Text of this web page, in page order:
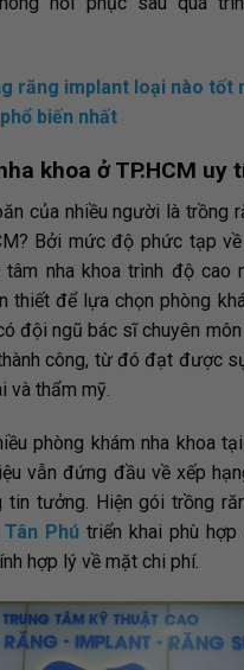
răng implant loại nào tốt
biến nhất
khoa ở TP.HCM uy
của nhiều người là trồng
Bởi mức độ phức tạp
tâm nha khoa trình độ cao
thiết để lựa chọn phòng
đội ngũ bác sĩ chuyên
công, từ đó đạt được
và thẩm mỹ.
phòng khám nha khoa tại
vẫn đứng đầu về xếp
tin tưởng. Hiện gói trồng
Tân Phútriển khai phù hợp
hợp lý về mặt chi phí.